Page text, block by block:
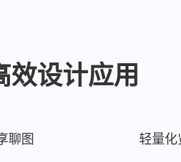
设计应用
聊图 轻量化